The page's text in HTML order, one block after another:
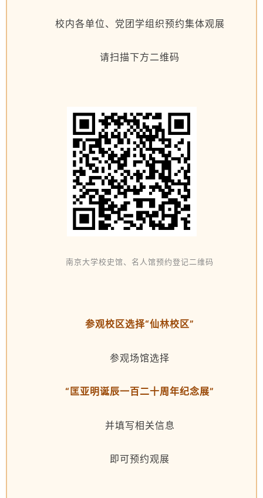
校内各单位、党团学组织预约集体观展
请扫描下方二维码
南京大学校史馆、名人馆预约登记二维码
参观校区选择“仙林校区”
参观场馆选择
“匡亚明诞辰一百二十周年纪念展”
并填写相关信息
即可预约观展